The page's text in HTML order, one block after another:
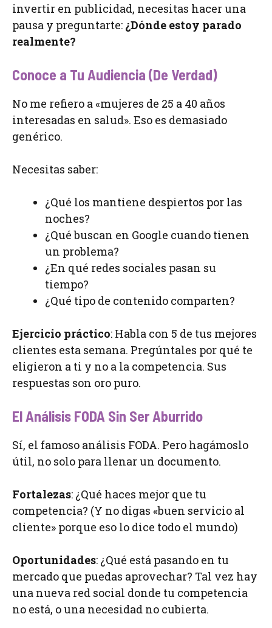
invertir en publicidad, necesitas hacer una
pausa y preguntarte: ¿Dónde estoy parado
realmente?
Conoce a Tu Audiencia (De Verdad)
No me refiero a «mujeres de 25 a 40 años
interesadas en salud». Eso es demasiado
genérico.
Necesitas saber:
¿Qué los mantiene despiertos por las
noches?
¿Qué buscan en Google cuando tienen
un problema?
¿En qué redes sociales pasan su
tiempo?
¿Qué tipo de contenido comparten?
Ejercicio práctico: Habla con 5 de tus mejores
clientes esta semana. Pregúntales por qué te
eligieron a ti y no a la competencia. Sus
respuestas son oro puro.
El Análisis FODA Sin Ser Aburrido
Sí, el famoso análisis FODA. Pero hagámoslo
útil, no solo para llenar un documento.
Fortalezas: ¿Qué haces mejor que tu
competencia? (Y no digas «buen servicio al
cliente» porque eso lo dice todo el mundo)
Oportunidades: ¿Qué está pasando en tu
mercado que puedas aprovechar? Tal vez hay
una nueva red social donde tu competencia
no está, o una necesidad no cubierta.